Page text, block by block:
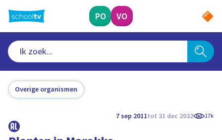
naar
hoofdinhoud
PO VO
Overige organismen
7 sep 2011tot 31 dec 2032 17k